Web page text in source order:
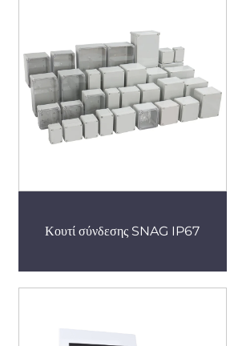
Κουτί σύνδεσης SNAG IP67